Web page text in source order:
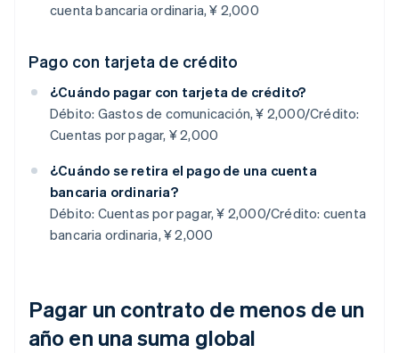
cuenta bancaria ordinaria, ¥ 2,000
Pago con tarjeta de crédito
¿Cuándo pagar con tarjeta de crédito?
Débito: Gastos de comunicación, ¥ 2,000/Crédito:
Cuentas por pagar, ¥ 2,000
¿Cuándo se retira el pago de una cuenta
bancaria ordinaria?
Débito: Cuentas por pagar, ¥ 2,000/Crédito: cuenta
bancaria ordinaria, ¥ 2,000
Pagar un contrato de menos de un
año en una suma global